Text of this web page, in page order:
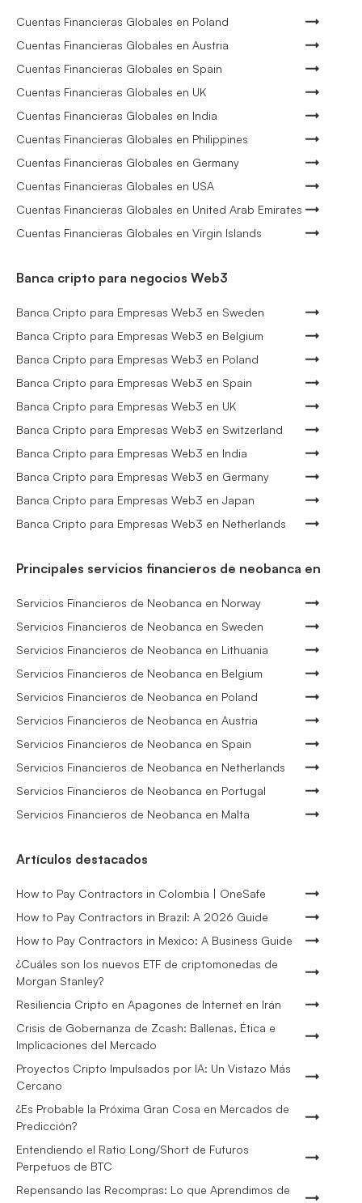
Cuentas Financieras Globales en Poland
Cuentas Financieras Globales en Austria
Cuentas Financieras Globales en Spain
Cuentas Financieras Globales en UK
Cuentas Financieras Globales en India
Cuentas Financieras Globales en Philippines
Cuentas Financieras Globales en Germany
Cuentas Financieras Globales en USA
Cuentas Financieras Globales en United Arab Emirates
Cuentas Financieras Globales en Virgin Islands
Banca cripto para negocios Web3
Banca Cripto para Empresas Web3 en Sweden
Banca Cripto para Empresas Web3 en Belgium
Banca Cripto para Empresas Web3 en Poland
Banca Cripto para Empresas Web3 en Spain
Banca Cripto para Empresas Web3 en UK
Banca Cripto para Empresas Web3 en Switzerland
Banca Cripto para Empresas Web3 en India
Banca Cripto para Empresas Web3 en Germany
Banca Cripto para Empresas Web3 en Japan
Banca Cripto para Empresas Web3 en Netherlands
Principales servicios financieros de neobanca en
Servicios Financieros de Neobanca en Norway
Servicios Financieros de Neobanca en Sweden
Servicios Financieros de Neobanca en Lithuania
Servicios Financieros de Neobanca en Belgium
Servicios Financieros de Neobanca en Poland
Servicios Financieros de Neobanca en Austria
Servicios Financieros de Neobanca en Spain
Servicios Financieros de Neobanca en Netherlands
Servicios Financieros de Neobanca en Portugal
Servicios Financieros de Neobanca en Malta
Artículos destacados
How to Pay Contractors in Colombia | OneSafe
How to Pay Contractors in Brazil: A 2026 Guide
How to Pay Contractors in Mexico: A Business Guide
¿Cuáles son los nuevos ETF de criptomonedas de
Morgan Stanley?
Resiliencia Cripto en Apagones de Internet en Irán
Crisis de Gobernanza de Zcash: Ballenas, Ética e
Implicaciones del Mercado
Proyectos Cripto Impulsados por IA: Un Vistazo Más
Cercano
¿Es Probable la Próxima Gran Cosa en Mercados de
Predicción?
Entendiendo el Ratio Long/Short de Futuros
Perpetuos de BTC
Repensando las Recompras: Lo que Aprendimos de